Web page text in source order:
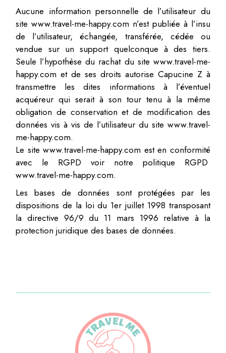
Aucune information personnelle de l’utilisateur du
site www.travel-me-happy.com n’est publiée à l’insu
de l’utilisateur, échangée, transférée, cédée ou
vendue sur un support quelconque à des tiers.
Seule l’hypothèse du rachat du site www.travel-me-
happy.com et de ses droits autorise Capucine Z à
transmettre les dites informations à l’éventuel
acquéreur qui serait à son tour tenu à la même
obligation de conservation et de modification des
données vis à vis de l’utilisateur du site www.travel-
me-happy.com.
Le site www.travel-me-happy.com est en conformité
avec le RGPD voir notre politique RGPD
www.travel-me-happy.com.
Les bases de données sont protégées par les
dispositions de la loi du 1er juillet 1998 transposant
la directive 96/9 du 11 mars 1996 relative à la
protection juridique des bases de données.